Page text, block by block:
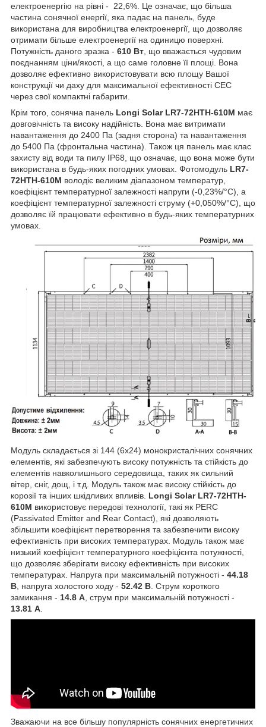
електроенергію на рівні - 22,6%. Це означає, що більша
частина сонячної енергії, яка падає на панель, буде
використана для виробництва електроенергії, що дозволяє
отримати більше електроенергії на одиницю поверхні.
Потужність даного зразка - 610 Вт , що вважається чудовим
поєднанням ціни/якості, а що саме головне її площі. Вона
дозволяє ефективно використовувати всю площу Вашої
конструкції чи даху для максимальної ефективності СЕС
через свої компактні габарити.
Крім того, сонячна панель Longi Solar LR7-72HTH-610M має
довговічність та високу надійність. Вона має витримати
навантаження до 2400 Па (задня сторона) та навантаження
до 5400 Па (фронтальна частина). Також ця панель має клас
захисту від води та пилу IP68, що означає, що вона може бути
використана в будь-яких погодних умовах. Фотомодуль LR7-
72HTH-610M володіє великим діапазоном температур,
коефіцієнт температурної залежності напруги (-0,23%/°C), а
коефіцієнт температурної залежності струму (+0,050%/°C), що
дозволяє їй працювати ефективно в будь-яких температурних
умовах.
Модуль складається зі 144 (6х24) монокристалічних сонячних
елементів, які забезпечують високу потужність та стійкість до
елементів навколишнього середовища, таких як сильний
вітер, сніг, дощ, і т.д. Модуль також має високу стійкість до
корозії та інших шкідливих впливів. Longi Solar LR7-72HTH-
610M використовує передові технології, такі як PERC
(Passivated Emitter and Rear Contact), які дозволяють
збільшити коефіцієнт перетворення та забезпечити високу
ефективність при високих температурах. Модуль також має
низький коефіцієнт температурного коефіцієнта потужності,
що дозволяє зберігати високу ефективність при високих
температурах. Напруга при максимальній потужності - 44.18
В, напруга холостого ходу - 52.42 В. Струм короткого
замикання - 14.8 А, струм при максимальній потужності -
13.81 А.
Зважаючи на все більшу популярність сонячних енергетичних